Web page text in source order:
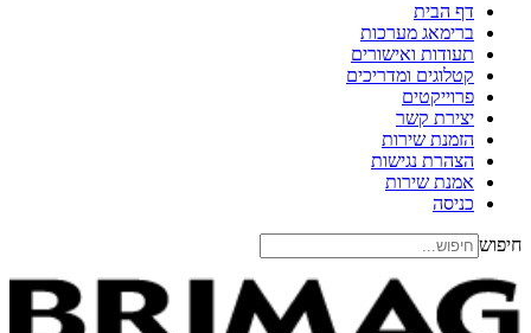
דף הבית
ברימאג מערכות
תעודות ואישורים
קטלוגים ומדריכים
פרוייקטים
יצירת קשר
הזמנת שירות
הצהרת נגישות
אמנת שירות
כניסה
חיפוש